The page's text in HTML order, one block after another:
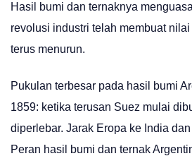
Hasil bumi dan ternaknya
revolusi industri telah membuat
terus menurun.
Pukulan terbesar pada hasil bumi
1859: ketika terusan Suez mulai
diperlebar. Jarak Eropa ke India
Peran hasil bumi dan ternak